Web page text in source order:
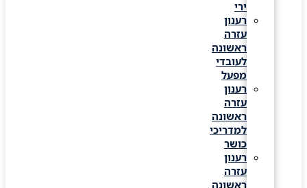
רענון
עזרה
ראשונה
לעובדי
מפעל
רענון
עזרה
ראשונה
למדריכי
כושר
רענון
עזרה
ראשונה